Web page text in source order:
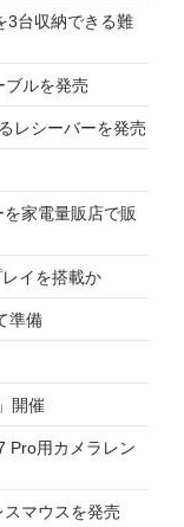
3台収納できる難
ブルを発売
レシーバーを発売
家電量販店で販
イを搭載か
準備
開催
Pro用カメラレン
マウスを発売